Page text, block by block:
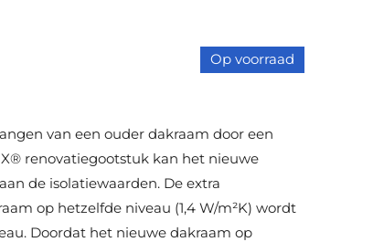
Op voorraad
van een ouder dakraam door een
renovatiegootstuk kan het nieuwe
de isolatiewaarden. De extra
op hetzelfde niveau (1,4 W/m²K) wordt
Doordat het nieuwe dakraam op